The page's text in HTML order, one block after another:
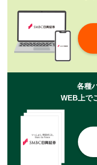
各種
WEB上で